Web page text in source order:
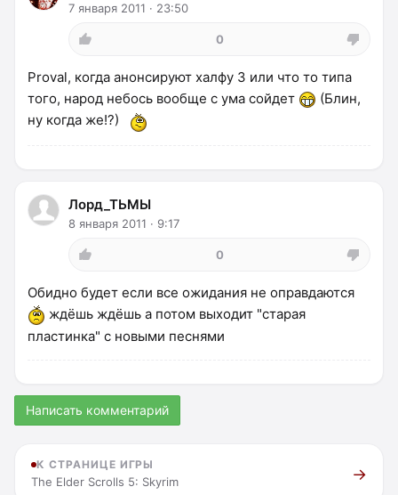
7 января 2011 · 23:50
0
Proval, когда анонсируют халфу 3 или что то типа
того, народ небось вообще с ума сойдет
(Блин,
ну когда же!?)
Лорд_ТЬМЫ
8 января 2011 · 9:17
0
Обидно будет если все ожидания не оправдаются
ждёшь ждёшь а потом выходит "старая
пластинка" с новыми песнями
Написать комментарий
К СТРАНИЦЕ ИГРЫ
The Elder Scrolls 5: Skyrim